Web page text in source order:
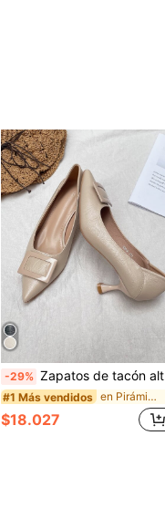
-29% Zapatos de tacón alto de unicolor elegante color albaricoque con tacón decorativo geométrico en forma de pirámide, elegante, elegante, tacón de gatito
#1 Más vendidos en Pirámide Tacones
$18.027